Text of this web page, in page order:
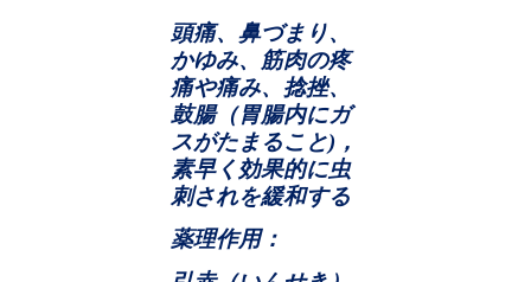
頭痛、鼻づまり、
かゆみ、筋肉の疼
痛や痛み、捻挫、
鼓腸（胃腸内にガ
スがたまること) ，
素早く効果的に虫
刺されを緩和する
薬理作用：